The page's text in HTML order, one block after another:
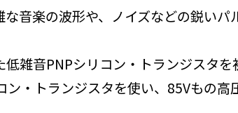
音楽の波形や、ノイズなどの鋭い
雑音PNPシリコン・トランジスタ
・トランジスタを使い、85Vもの